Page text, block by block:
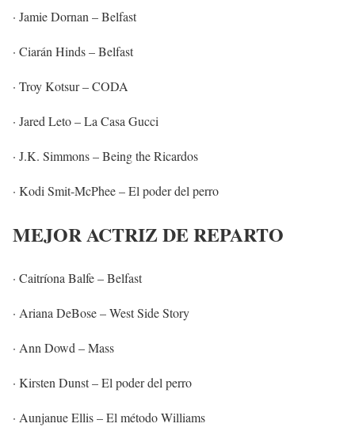
· Jamie Dornan – Belfast
· Ciarán Hinds – Belfast
· Troy Kotsur – CODA
· Jared Leto – La Casa Gucci
· J.K. Simmons – Being the Ricardos
· Kodi Smit-McPhee – El poder del perro
MEJOR ACTRIZ DE REPARTO
· Caitríona Balfe – Belfast
· Ariana DeBose – West Side Story
· Ann Dowd – Mass
· Kirsten Dunst – El poder del perro
· Aunjanue Ellis – El método Williams